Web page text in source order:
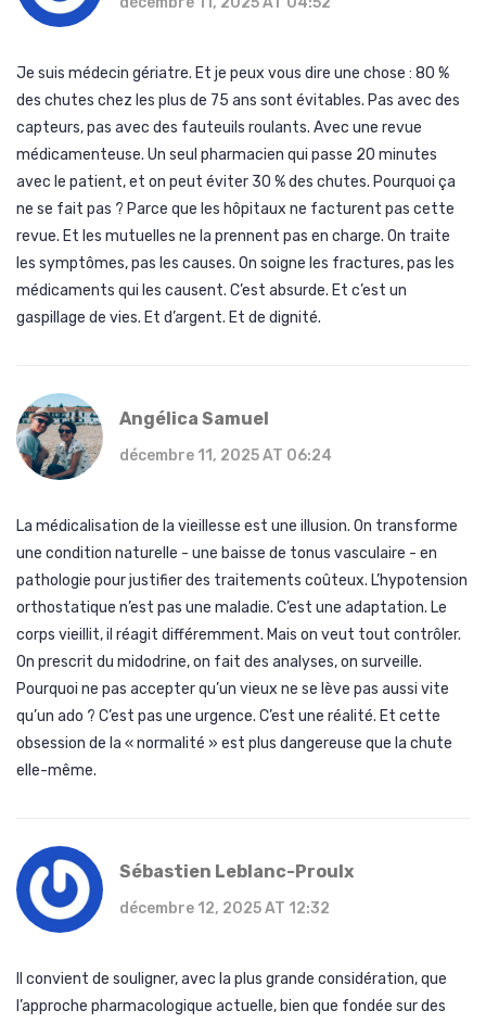
Je suis médecin gériatre. Et je peux vous dire une chose : 80 %
des chutes chez les plus de 75 ans sont évitables. Pas avec des
capteurs, pas avec des fauteuils roulants. Avec une revue
médicamenteuse. Un seul pharmacien qui passe 20 minutes
avec le patient, et on peut éviter 30 % des chutes. Pourquoi ça
ne se fait pas ? Parce que les hôpitaux ne facturent pas cette
revue. Et les mutuelles ne la prennent pas en charge. On traite
les symptômes, pas les causes. On soigne les fractures, pas les
médicaments qui les causent. C’est absurde. Et c’est un
gaspillage de vies. Et d’argent. Et de dignité.
Angélica Samuel
décembre 11, 2025 AT 06:24
La médicalisation de la vieillesse est une illusion. On transforme
une condition naturelle - une baisse de tonus vasculaire - en
pathologie pour justifier des traitements coûteux. L’hypotension
orthostatique n’est pas une maladie. C’est une adaptation. Le
corps vieillit, il réagit différemment. Mais on veut tout contrôler.
On prescrit du midodrine, on fait des analyses, on surveille.
Pourquoi ne pas accepter qu’un vieux ne se lève pas aussi vite
qu’un ado ? C’est pas une urgence. C’est une réalité. Et cette
obsession de la « normalité » est plus dangereuse que la chute
elle-même.
Sébastien Leblanc-Proulx
décembre 12, 2025 AT 12:32
Il convient de souligner, avec la plus grande considération, que
l’approche pharmacologique actuelle, bien que fondée sur des